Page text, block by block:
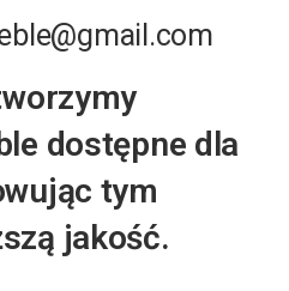
dostępne dla
tym
jakość.